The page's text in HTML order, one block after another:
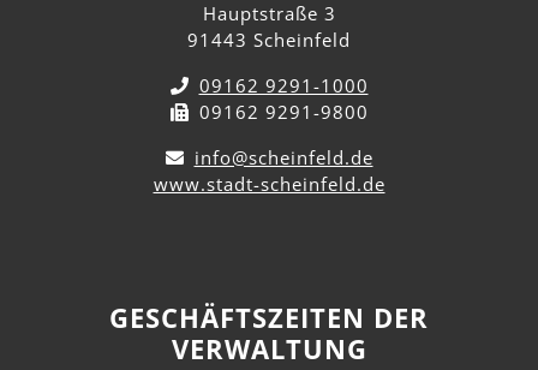
Hauptstraße 3
91443 Scheinfeld
09162 9291-1000
09162 9291-9800
info@scheinfeld.de
www.stadt-scheinfeld.de
GESCHÄFTSZEITEN DER
VERWALTUNG